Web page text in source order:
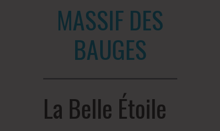
MASSIF DES
BAUGES
La Belle Étoile